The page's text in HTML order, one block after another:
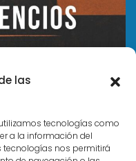
las
tecnologías como
a la información del
tecnologías nos permitirá